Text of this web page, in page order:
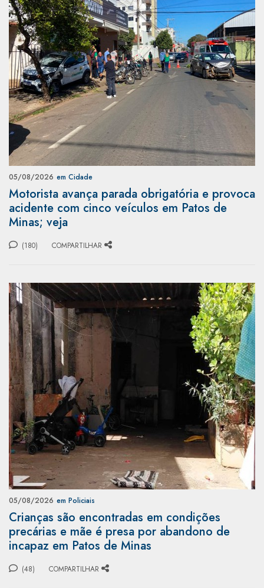
05/08/2026 em Cidade
Motorista avança parada obrigatória e provoca
acidente com cinco veículos em Patos de
Minas; veja
(180) COMPARTILHAR
05/08/2026 em Policiais
Crianças são encontradas em condições
precárias e mãe é presa por abandono de
incapaz em Patos de Minas
(48) COMPARTILHAR